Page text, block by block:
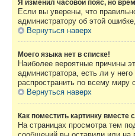
Я изменил часовой пояс, но
Если вы уверены, что
администратору об этой
Вернуться наверх
Моего языка нет в списке!
Наиболее вероятные причины
администратора, есть ли у
распространить по всему
Вернуться наверх
Как поместить картинку вместе
На страницах просмотра тем